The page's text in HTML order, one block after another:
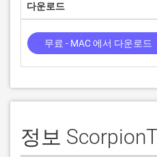
다운로드
무료 - MAC 에서 다운로드
정보